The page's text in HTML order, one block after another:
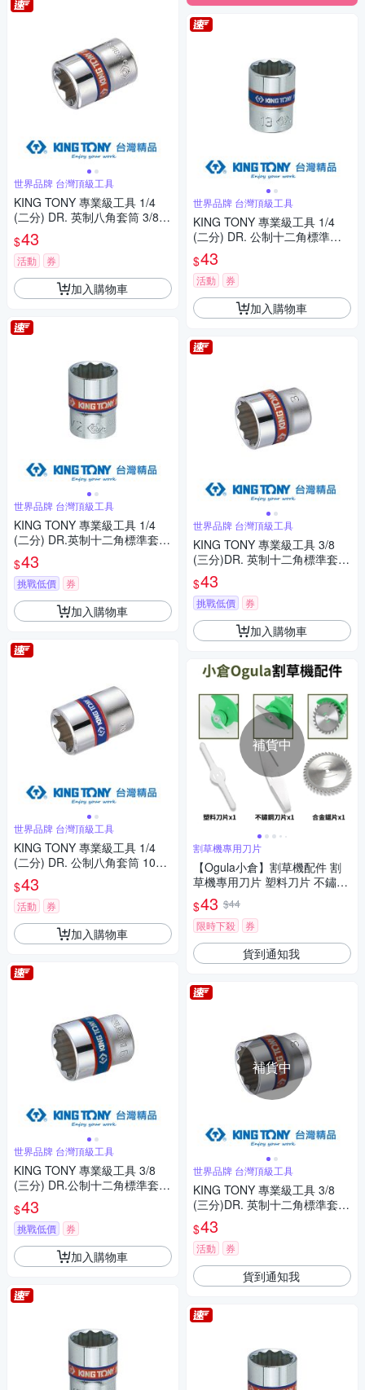
世界品牌 台灣頂級工具
KING TONY 專業級工具 1/4
(二分) DR. 英制八角套筒 3/8in
ch (231012S)
$43
活動 券
加入購物車
世界品牌 台灣頂級工具
KING TONY 專業級工具 1/4
(二分) DR.英制十二角標準套筒
1/2inch (233016S)
$43
挑戰低價 券
加入購物車
世界品牌 台灣頂級工具
KING TONY 專業級工具 1/4
(二分) DR. 公制八角套筒 10m
m (231010M)
$43
活動 券
加入購物車
世界品牌 台灣頂級工具
KING TONY 專業級工具 3/8
(三分) DR.公制十二角標準套筒
(6/7/8/9/10/11/12mm) (3330
M)
$43
挑戰低價 券
加入購物車
世界品牌 台灣頂級工具
KING TONY 專業級工具 1/4
(二分) DR. 公制十二角標準套
筒 (11/12/13/14mm) (2330M)
$43
活動 券
加入購物車
世界品牌 台灣頂級工具
KING TONY 專業級工具 3/8
(三分)DR. 英制十二角標準套筒
5/16inch (333010S)
$43
挑戰低價 券
加入購物車
補貨中
割草機專用刀片
【Ogula小倉】割草機配件 割
草機專用刀片 塑料刀片 不鏽鋼
金屬刀片 專用圓形鋸片
$43 $44
限時下殺
券
貨到通知我
補貨中
世界品牌 台灣頂級工具
KING TONY 專業級工具 3/8
(三分)DR. 英制十二角標準套筒
1/4inch (333008S)
$43
活動 券
貨到通知我